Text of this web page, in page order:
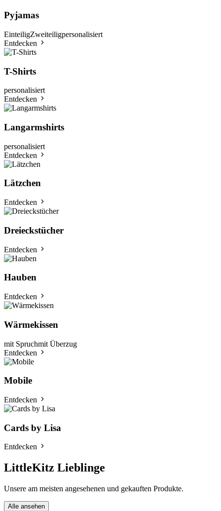
Pyjamas
EinteiligZweiteiligpersonalisiert
Entdecken
T-Shirts
personalisiert
Entdecken
Langarmshirts
personalisiert
Entdecken
Lätzchen
Entdecken
Dreieckstücher
Entdecken
Hauben
Entdecken
Wärmekissen
mit Spruchmit Überzug
Entdecken
Mobile
Entdecken
Cards by Lisa
Entdecken
LittleKitz Lieblinge
Unsere am meisten angesehenen und gekauften Produkte.
Alle ansehen